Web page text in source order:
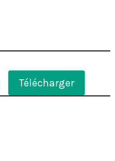
Télécharger